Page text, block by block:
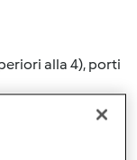
alla 4), porti